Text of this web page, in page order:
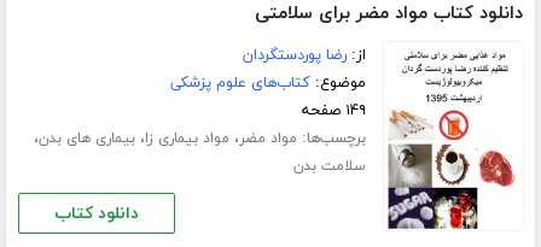
دانلود کتاب مواد مضر برای سلامتی
از:رضا پوردستگردان
موضوع:کتاب‌های علوم پزشکی
۱۴۹ صفحه
برچسب‌ها: مواد مضر، مواد بیماری زا،بیماری های بدن،
سلامت بدن
دانلود کتاب